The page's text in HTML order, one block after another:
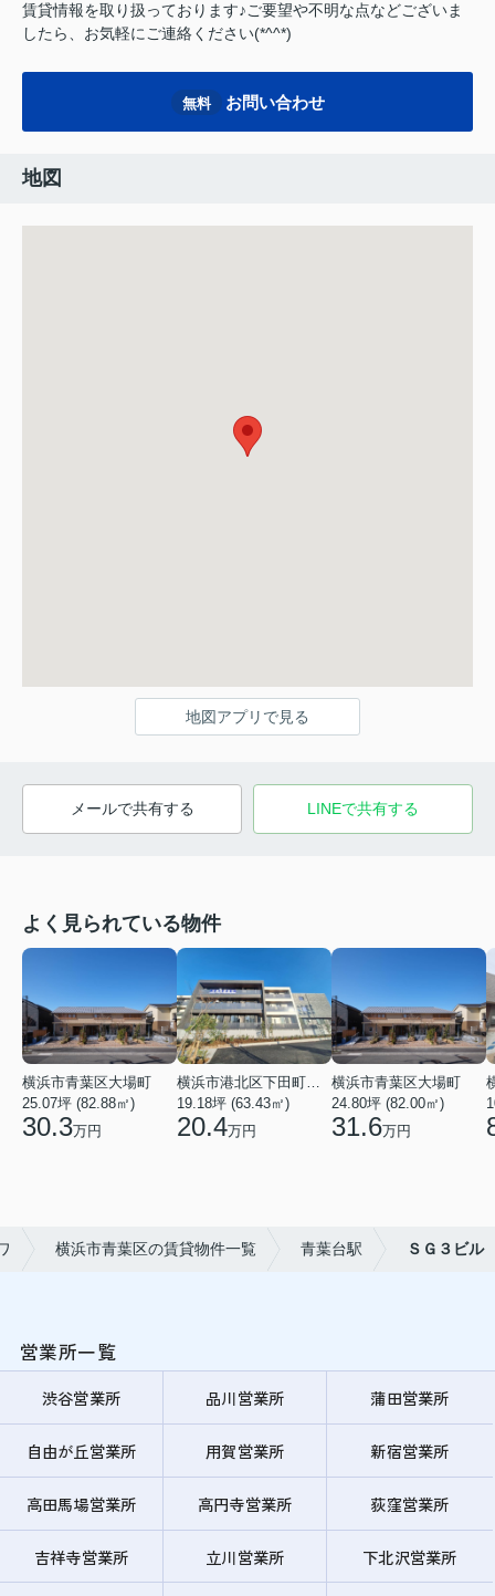
賃貸情報を取り扱っております♪ご要望や不明な点などございま
したら、お気軽にご連絡ください(*^^*)
無料 お問い合わせ
地図
地図アプリで見る
メールで共有する LINEで共有する
よく見られている物件
横浜市青葉区大場町
25.07坪 (82.88㎡)
30.3万円
19.18坪 (63.43㎡)
20.4万円
横浜市青葉区大場町
24.80坪 (82.00㎡)
31.6万円
横浜市青葉区の賃貸物件一覧 青葉台駅 ＳＧ３ビル
営業所一覧
渋谷営業所 品川営業所 蒲田営業所
自由が丘営業所 用賀営業所 新宿営業所
高田馬場営業所 高円寺営業所 荻窪営業所
吉祥寺営業所 立川営業所 下北沢営業所